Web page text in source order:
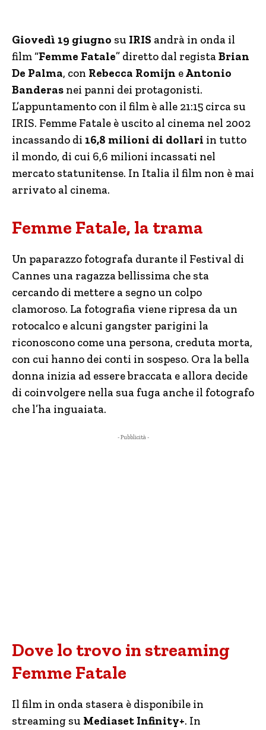
Giovedì 19 giugno su IRIS andrà in onda il
film “Femme Fatale” diretto dal registaBrian
De Palma, con Rebecca Romijn eAntonio
Banderas nei panni dei protagonisti.
L’appuntamento con il film è alle 21:15 circa su
IRIS. Femme Fatale è uscito al cinema nel 2002
incassando di 16,8 milioni di dollari in tutto
il mondo, di cui 6,6 milioni incassati nel
mercato statunitense. In Italia il film non è mai
arrivato al cinema.
Femme Fatale, la trama
Un paparazzo fotografa durante il Festival di
Cannes una ragazza bellissima che sta
cercando di mettere a segno un colpo
clamoroso. La fotografia viene ripresa da un
rotocalco e alcuni gangster parigini la
riconoscono come una persona, creduta morta,
con cui hanno dei conti in sospeso. Ora la bella
donna inizia ad essere braccata e allora decide
di coinvolgere nella sua fuga anche il fotografo
che l’ha inguaiata.
- Pubblicità -
Dove lo trovo in streaming
Femme Fatale
Il film in onda stasera è disponibile in
streaming su Mediaset Infinity+. In